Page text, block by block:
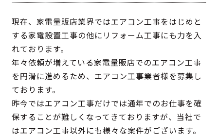
現在、家電量販店業界ではエアコン工事をはじめと
する家電設置工事の他にリフォーム工事にも力を入
れております。
年々依頼が増えている家電量販店でのエアコン工事
を円滑に進めるため、エアコン工事業者様を募集し
ております。
昨今ではエアコン工事だけでは通年でのお仕事を確
保することが難しくなってきておりますが、当社で
はエアコン工事以外にも様々な案件がございます。